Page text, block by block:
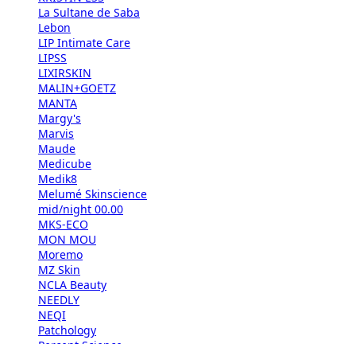
La Sultane de Saba
Lebon
LIP Intimate Care
LIPSS
LIXIRSKIN
MALIN+GOETZ
MANTA
Margy's
Marvis
Maude
Medicube
Medik8
Melumé Skinscience
mid/night 00.00
MKS-ECO
MON MOU
Moremo
MZ Skin
NCLA Beauty
NEEDLY
NEQI
Patchology